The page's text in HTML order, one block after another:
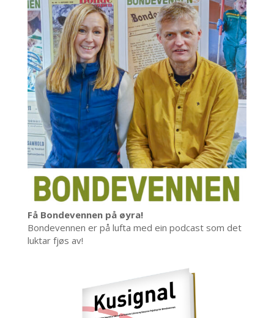
Få Bondevennen på øyra!
Bondevennen er på lufta med ein podcast som det
luktar fjøs av!